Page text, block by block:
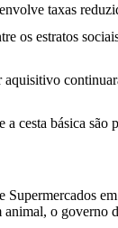
taxas
os estratos
básica
o governo